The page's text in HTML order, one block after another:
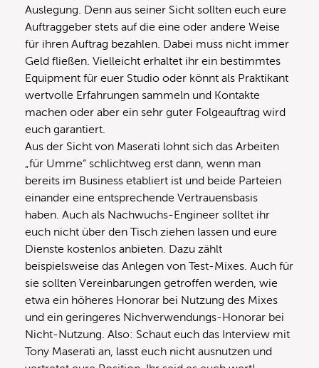
Auslegung. Denn aus seiner Sicht sollten euch eure
Auftraggeber stets auf die eine oder andere Weise
für ihren Auftrag bezahlen. Dabei muss nicht immer
Geld fließen. Vielleicht erhaltet ihr ein bestimmtes
Equipment für euer Studio oder könnt als Praktikant
wertvolle Erfahrungen sammeln und Kontakte
machen oder aber ein sehr guter Folgeauftrag wird
euch garantiert.
Aus der Sicht von Maserati lohnt sich das Arbeiten
„für Umme“ schlichtweg erst dann, wenn man
bereits im Business etabliert ist und beide Parteien
einander eine entsprechende Vertrauensbasis
haben. Auch als Nachwuchs-Engineer solltet ihr
euch nicht über den Tisch ziehen lassen und eure
Dienste kostenlos anbieten. Dazu zählt
beispielsweise das Anlegen von Test-Mixes. Auch für
sie sollten Vereinbarungen getroffen werden, wie
etwa ein höheres Honorar bei Nutzung des Mixes
und ein geringeres Nichverwendungs-Honorar bei
Nicht-Nutzung. Also: Schaut euch das Interview mit
Tony Maserati an, lasst euch nicht ausnutzen und